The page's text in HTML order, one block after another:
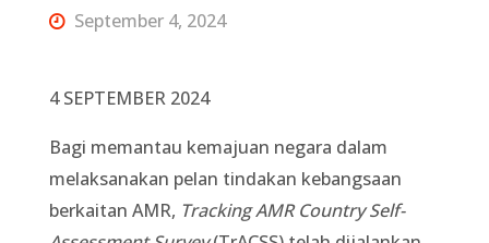
September 4, 2024
4 SEPTEMBER 2024
Bagi memantau kemajuan negara dalam
melaksanakan pelan tindakan kebangsaan
berkaitan AMR, Tracking AMR Country Self-